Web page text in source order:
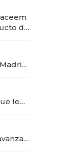
de
le